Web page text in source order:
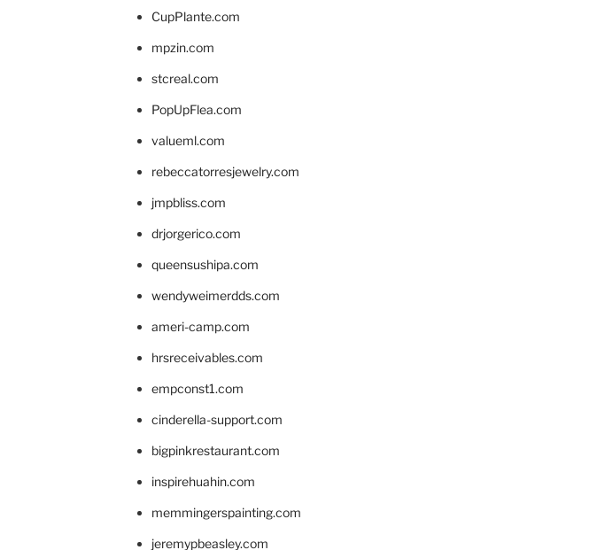
CupPlante.com
mpzin.com
stcreal.com
PopUpFlea.com
valueml.com
rebeccatorresjewelry.com
jmpbliss.com
drjorgerico.com
queensushipa.com
wendyweimerdds.com
ameri-camp.com
hrsreceivables.com
empconst1.com
cinderella-support.com
bigpinkrestaurant.com
inspirehuahin.com
memmingerspainting.com
jeremypbeasley.com